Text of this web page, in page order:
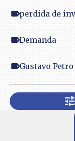
perdida de
Demanda
Gustavo Petro